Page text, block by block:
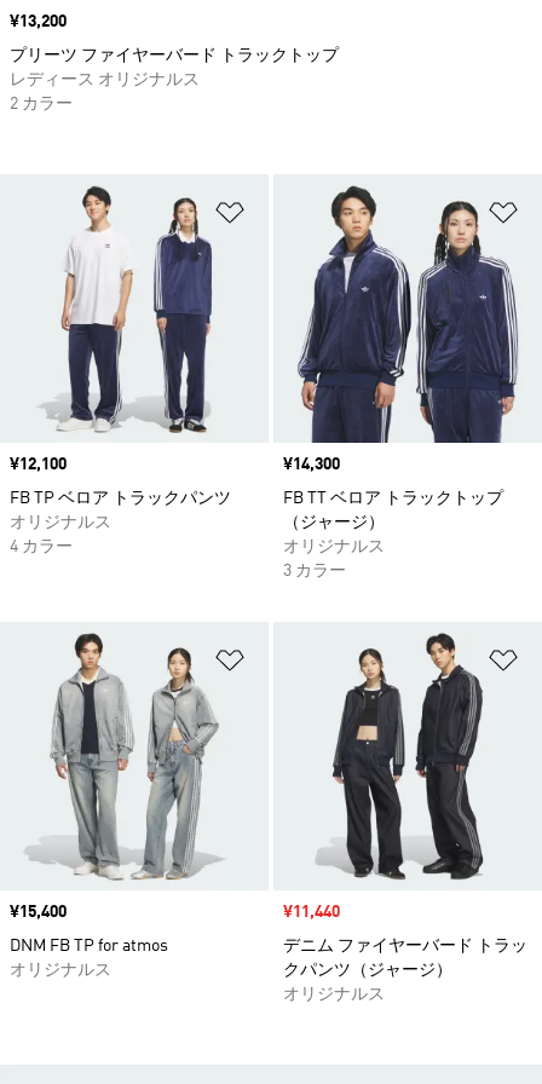
ほしいものリストに追加
価格
¥12,100
FB TP ベロア トラックパンツ
オリジナルス
4 カラー
価格
¥14,300
FB TT ベロア トラックトップ
（ジャージ）
オリジナルス
3 カラー
ほしいものリストに追加
価格
¥15,400
DNM FB TP for atmos
オリジナルス
セール価格
¥11,440
デニム ファイヤーバード トラッ
クパンツ（ジャージ）
オリジナルス
価格
¥13,200
プリーツ ファイヤーバード トラックトップ
レディース オリジナルス
2 カラー